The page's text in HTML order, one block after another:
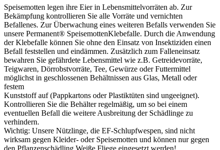
Speisemotten legen ihre Eier in Lebensmittelvorräten ab. Zur
Bekämpfung kontrollieren Sie alle Vorräte und vernichten
Befallenes. Zur Überwachung eines weiteren Befalls verwenden Sie
unsere Permanent® SpeisemottenKlebefalle. Durch die Anwendung
der Klebefalle können Sie ohne den Einsatz von Insektiziden einen
Befall feststellen und eindämmen. Zusätzlich zum Falleneinsatz
bewahren Sie gefährdete Lebensmittel wie z.B. Getreidevorräte,
Teigwaren, Dörrobstvorräte, Tee, Gewürze oder Futtermittel
möglichst in geschlossenen Behältnissen aus Glas, Metall oder
festem
Kunststoff auf (Pappkartons oder Plastiktüten sind ungeeignet).
Kontrollieren Sie die Behälter regelmäßig, um so bei einem
eventuellen Befall die weitere Ausbreitung der Schädlinge zu
verhindern.
Wichtig: Unsere Nützlinge, die EF-Schlupfwespen, sind nicht
wirksam gegen Kleider- oder Speisemotten und können nur gegen
den Pflanzenschädling Weiße Fliege eingesetzt werden!